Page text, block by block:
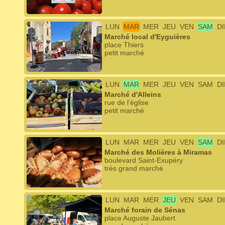
LUN MAR MER JEU VEN SAM
Marché local d'Eyguières
place Thiers
petit marché
LUN MAR MER JEU VEN SAM
Marché d'Alleins
rue de l'église
petit marché
LUN MAR MER JEU VEN SAM
Marché des Molières à Miramas
boulevard Saint-Exupéry
très grand marché
LUN MAR MER JEU VEN SAM
Marché forain de Sénas
place Auguste Jaubert